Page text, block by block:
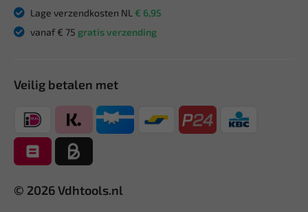
Lage verzendkosten NL € 6,95
vanaf € 75 gratis verzending
Veilig betalen met
© 2026 Vdhtools.nl